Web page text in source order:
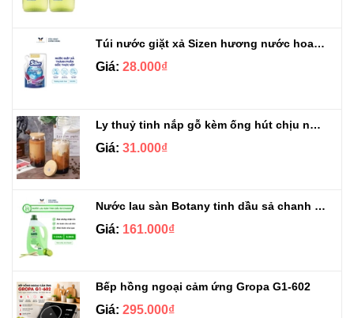
Túi nước giặt xả Sizen hương nước hoa 500 ml
Giá: 28.000₫
Ly thuỷ tinh nắp gỗ kèm ống hút chịu nhiệt 500ml
Giá: 31.000₫
Nước lau sàn Botany tinh dầu sả chanh chai 3.9kg
Giá: 161.000₫
Bếp hồng ngoại cảm ứng Gropa G1-602
Giá: 295.000₫